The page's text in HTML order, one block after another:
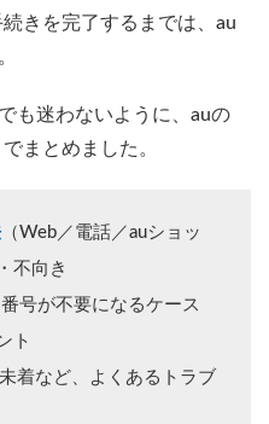
きを完了するまでは、au
も迷わないように、auの
まとめました。
（Web／電話／auショッ
不向き
号が不要になるケース
ト
着など、よくあるトラブ